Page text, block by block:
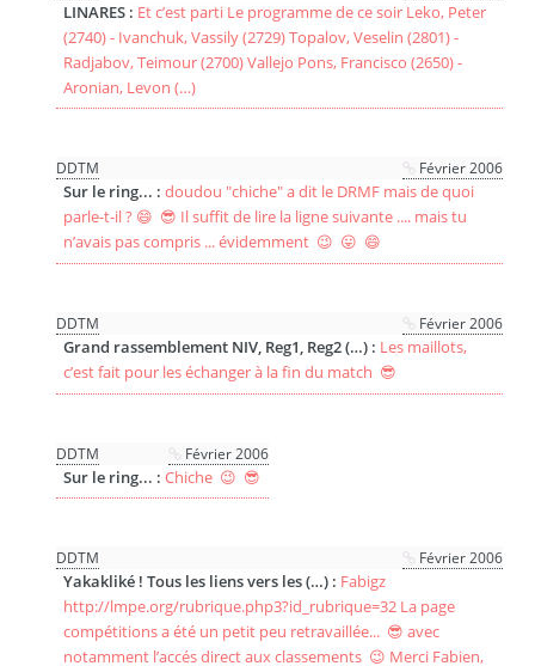
LINARES : Et c’est parti Le programme de ce soir Leko, Peter
(2740) - Ivanchuk, Vassily (2729) Topalov, Veselin (2801) -
Radjabov, Teimour (2700) Vallejo Pons, Francisco (2650) -
Aronian, Levon (…)
DDTM Février 2006
Sur le ring... :doudou "chiche" a dit le DRMF mais de quoi
parle-t-il ? 😄 😎 Il suffit de lire la ligne suivante .... mais tu
n’avais pas compris ... évidemment 😉 😛 😄
DDTM Février 2006
Grand rassemblement NIV, Reg1, Reg2 (…) : Les maillots,
c’est fait pour les échanger à la fin du match 😎
DDTM Février 2006
Sur le ring... :Chiche 😉 😎
DDTM Février 2006
Yakakliké ! Tous les liens vers les (…) : Fabigz
http://lmpe.org/rubrique.php3?id_rubrique=32 La page
compétitions a été un petit peu retravaillée... 😎 avec
notamment l’accés direct aux classements 😉 Merci Fabien,